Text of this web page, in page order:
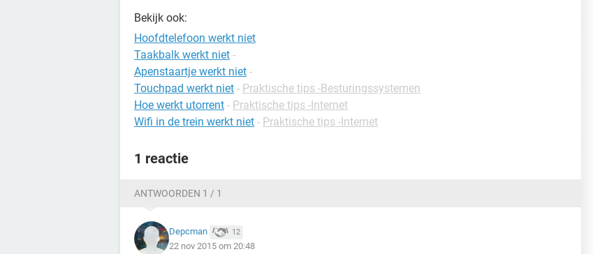
Bekijk ook:
Hoofdtelefoon werkt niet
Taakbalk werkt niet -
Apenstaartje werkt niet -
Touchpad werkt niet - Praktische tips -Besturingssystemen
Hoe werkt utorrent - Praktische tips -Internet
Wifi in de trein werkt niet - Praktische tips -Internet
1 reactie
ANTWOORDEN 1 / 1
Depcman 12
22 nov 2015 om 20:48